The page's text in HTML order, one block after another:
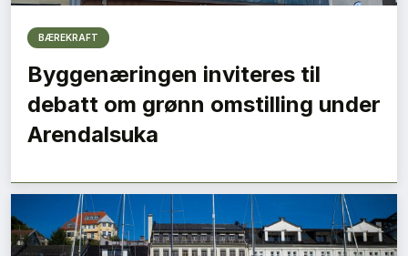
BÆREKRAFT
Byggenæringen inviteres til
debatt om grønn omstilling under
Arendalsuka